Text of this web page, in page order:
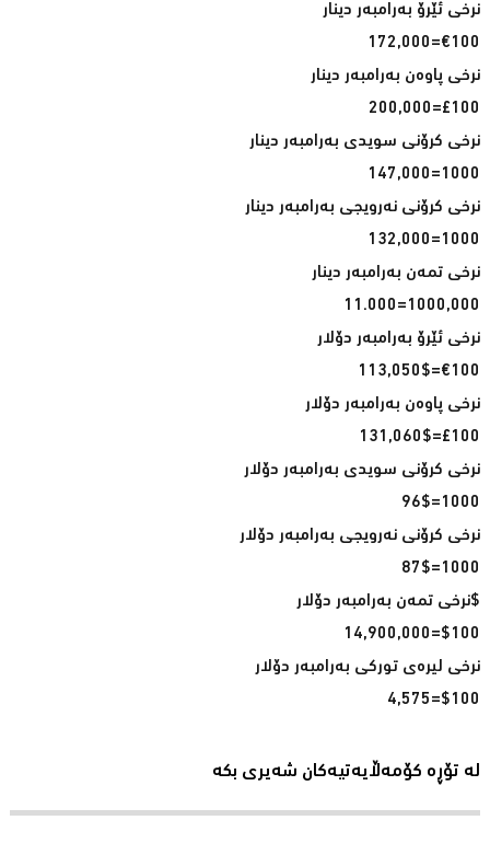
€100=172,000
£100=200,000
1000=147,000
1000=132,000
1000,000=11.000
€100=113,050$
£100=131,060$
1000=96$
1000=87$
$100=14,900,000
$100=4,575
لە تۆڕە کۆمەڵایەتیەکان شەیری بکە